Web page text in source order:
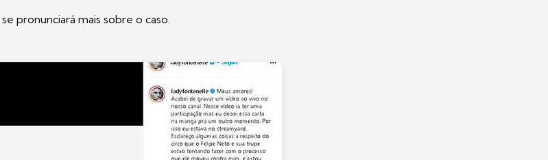
pronunciará mais sobre o caso.